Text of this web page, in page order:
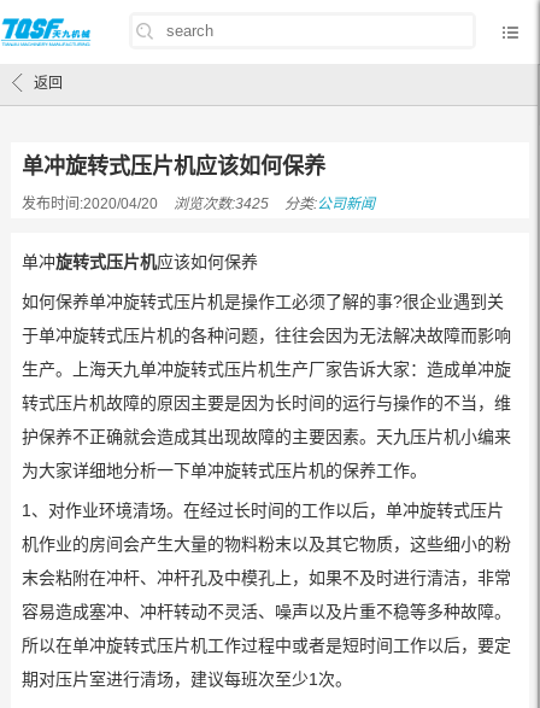
首页/公司新闻 单冲旋转式压片机应该如何保养
返回
单冲旋转式压片机应该如何保养
发布时间:2020/04/20 浏览次数:3425 分类:公司新闻
单冲旋转式压片机应该如何保养
如何保养单冲旋转式压片机是操作工必须了解的事?很企业遇到关
于单冲旋转式压片机的各种问题，往往会因为无法解决故障而影响
生产。上海天九单冲旋转式压片机生产厂家告诉大家：造成单冲旋
转式压片机故障的原因主要是因为长时间的运行与操作的不当，维
护保养不正确就会造成其出现故障的主要因素。天九压片机小编来
为大家详细地分析一下单冲旋转式压片机的保养工作。
1、对作业环境清场。在经过长时间的工作以后，单冲旋转式压片
机作业的房间会产生大量的物料粉末以及其它物质，这些细小的粉
末会粘附在冲杆、冲杆孔及中模孔上，如果不及时进行清洁，非常
容易造成塞冲、冲杆转动不灵活、噪声以及片重不稳等多种故障。
所以在单冲旋转式压片机工作过程中或者是短时间工作以后，要定
期对压片室进行清场，建议每班次至少1次。